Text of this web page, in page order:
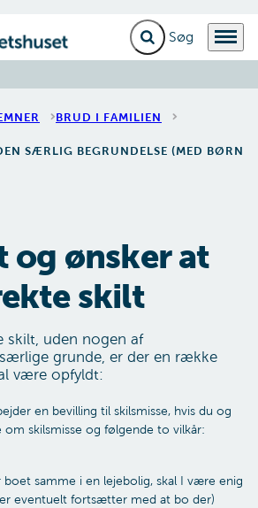
Fold søgefelt ud
Menu
BRUD I FAMILIEN
SÆRLIG BEGRUNDELSE (MED BØRN
og ønsker at
skilt
skilt, uden nogen af
grunde, er der en række
være opfyldt:
en bevilling til skilsmisse, hvis du og
skilsmisse og følgende to vilkår:
boet samme i en lejebolig, skal I være enig
eventuelt fortsætter med at bo der)